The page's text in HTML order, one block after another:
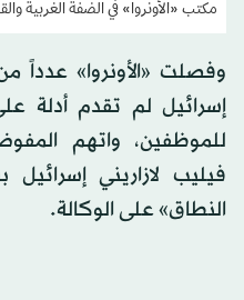
مكتب «الأونروا» في الضفة الغربية والقدس
وفصلت «الأونروا» عدداً
إسرائيل لم تقدم أدلة
للموظفين، واتهم المفوض
فيليب لازاريني
النطاق» على الوكالة.